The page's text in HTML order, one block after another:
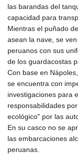
las barandas del
capacidad para
Mientras el puñado
asean la nave, se
peruanos con sus
de los guardacostas
Con base en
se encuentra con
investigaciones para
responsabilidades
ecológico" por las
En su casco no se
las embarcaciones
peruanas.